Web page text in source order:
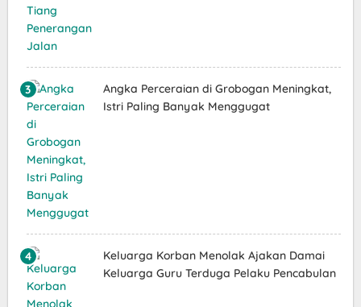
Angka Perceraian di Grobogan Meningkat,
Istri Paling Banyak Menggugat
Keluarga Korban Menolak Ajakan Damai
Keluarga Guru Terduga Pelaku Pencabulan